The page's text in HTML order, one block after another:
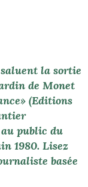
saluent la sortie
de Monet
(Editions
public du
1980. Lisez
basée